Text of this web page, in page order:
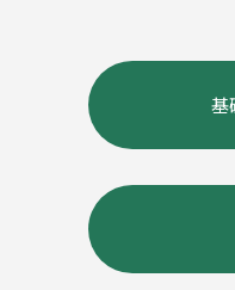
基